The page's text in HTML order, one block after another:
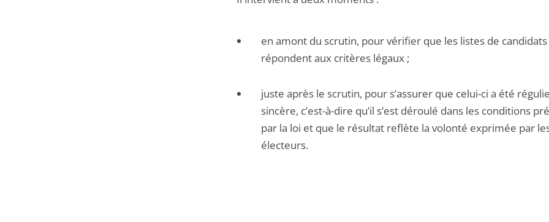
en amont du scrutin, pour vérifier que les listes de candidats
répondent aux critères légaux ;
juste après le scrutin, pour s’assurer que celui-ci a été
sincère, c’est-à-dire qu’il s’est déroulé dans les conditions
par la loi et que le résultat reflète la volonté exprimée par
électeurs.